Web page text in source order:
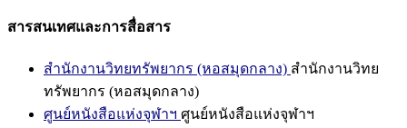
สารสนเทศและการสื่อสาร
สำนักงานวิทยทรัพยากร (หอสมุดกลาง) สำนักงานวิทย
ทรัพยากร (หอสมุดกลาง)
ศูนย์หนังสือแห่งจุฬาฯ ศูนย์หนังสือแห่งจุฬาฯ